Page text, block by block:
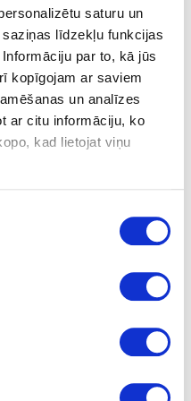
saturu un
līdzekļu funkcijas
par to, kā jūs
kopīgojam ar saviem
un analīzes
ar citu informāciju, ko
kad lietojat viņu
02-AP2736-42-13
HU37014/U12190